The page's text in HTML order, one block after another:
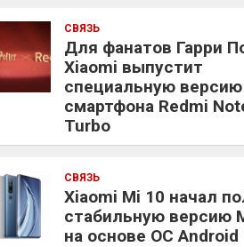
СВЯЗЬ
Для фанатов Гарри
Xiaomi выпустит
специальную версию
смартфона Redmi
Turbo
СВЯЗЬ
Xiaomi Mi 10 начал
стабильную версию
на основе ОС Android